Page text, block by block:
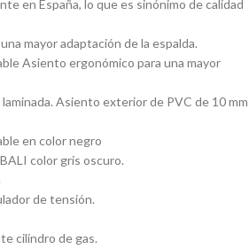
en España, lo que es sinónimo de calidad
mayor adaptación de la espalda.
Asiento ergonómico para una mayor
Asiento exterior de PVC de 10 mm
en color negro
color gris oscuro.
de tensión.
cilindro de gas.